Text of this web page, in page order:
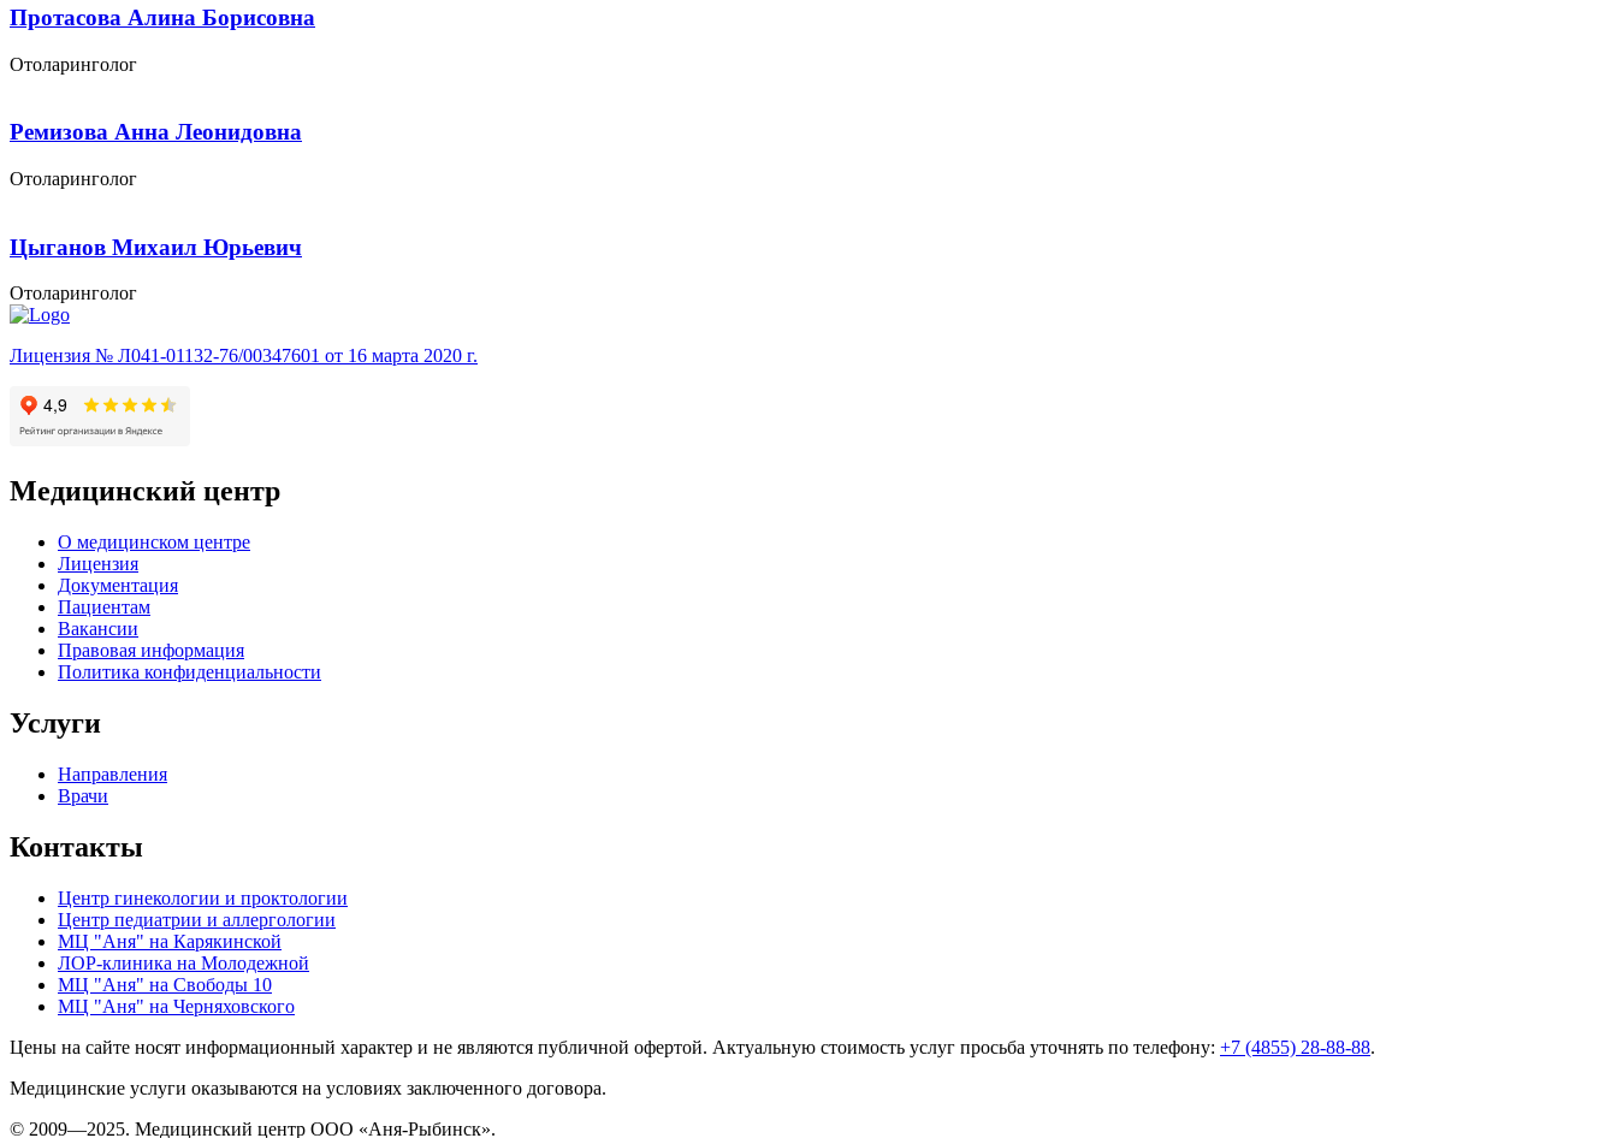
Протасова Алина Борисовна
Отоларинголог
Ремизова Анна Леонидовна
Отоларинголог
Цыганов Михаил Юрьевич
Отоларинголог
Лицензия № Л041-01132-76/00347601 от 16 марта 2020 г.
Медицинский центр
О медицинском центре
Лицензия
Документация
Пациентам
Вакансии
Правовая информация
Политика конфиденциальности
Услуги
Направления
Врачи
Контакты
Центр гинекологии и проктологии
Центр педиатрии и аллергологии
МЦ "Аня" на Карякинской
ЛОР-клиника на Молодежной
МЦ "Аня" на Свободы 10
МЦ "Аня" на Черняховского
Цены на сайте носят информационный характер и не являются публичной офертой. Актуальную стоимость услуг просьба уточнять по телефону: +7 (4855) 28-88-88.
Медицинские услуги оказываются на условиях заключенного договора.
© 2009—2025. Медицинский центр ООО «Аня-Рыбинск».